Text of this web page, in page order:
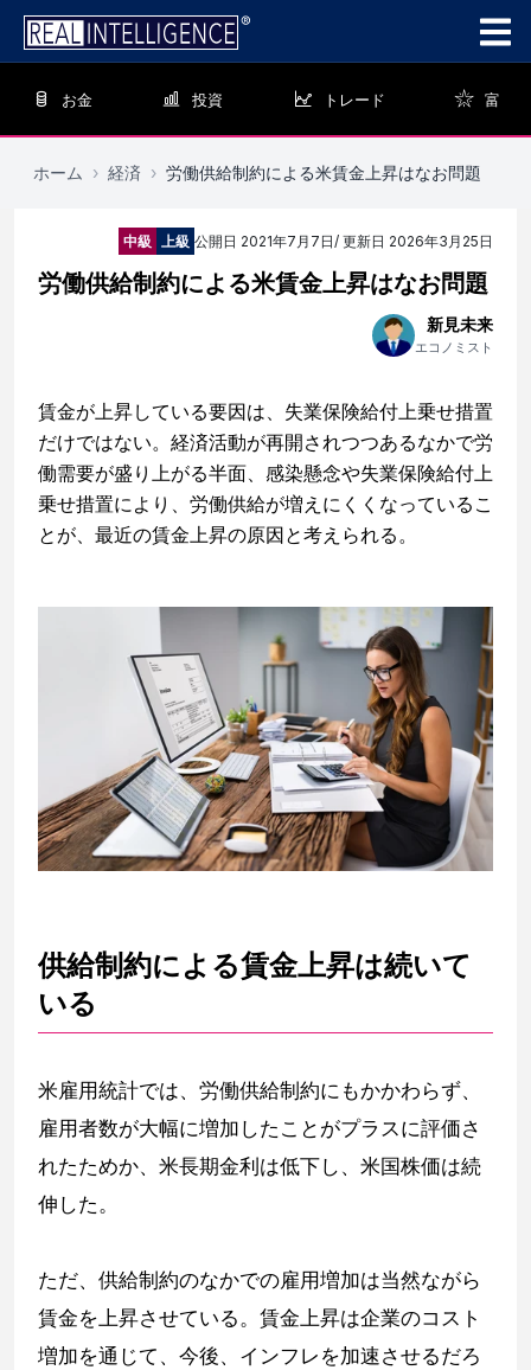
お金 投資 トレード 富
ホーム › 経済 › 労働供給制約による米賃金上昇はなお問題
中級 上級 公開日 2021年7月7日/ 更新日 2026年3月25日
労働供給制約による米賃金上昇はなお問題
新見未来
エコノミスト
賃金が上昇している要因は、失業保険給付上乗せ措置
だけではない。経済活動が再開されつつあるなかで労
働需要が盛り上がる半面、感染懸念や失業保険給付上
乗せ措置により、労働供給が増えにくくなっているこ
とが、最近の賃金上昇の原因と考えられる。
供給制約による賃金上昇は続いて
いる
米雇用統計では、労働供給制約にもかかわらず、
雇用者数が大幅に増加したことがプラスに評価さ
れたためか、米長期金利は低下し、米国株価は続
伸した。
ただ、供給制約のなかでの雇用増加は当然ながら
賃金を上昇させている。賃金上昇は企業のコスト
増加を通じて、今後、インフレを加速させるだろ